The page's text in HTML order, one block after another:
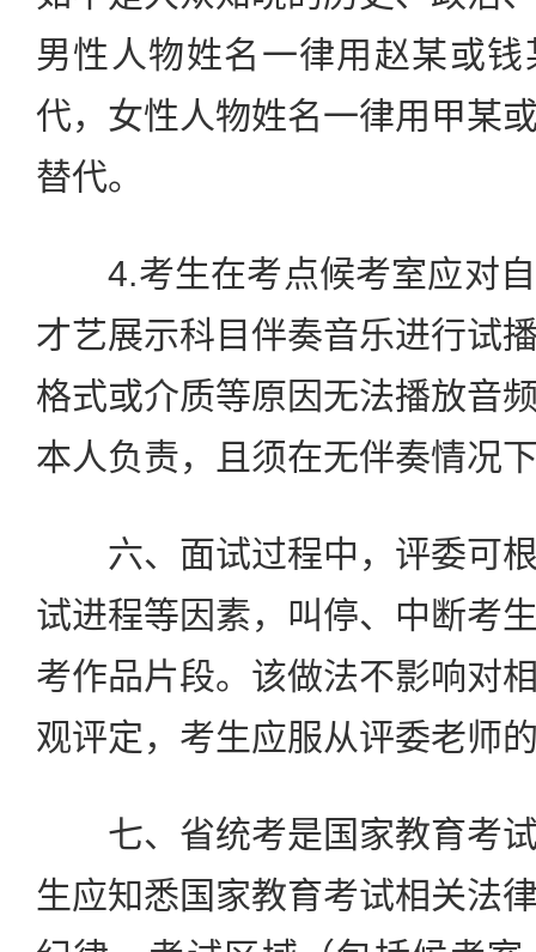
男性人物姓名一律用赵某或
代，女性人物姓名一律用甲某
替代。
4.考生在考点候考室应对自
才艺展示科目伴奏音乐进行试
格式或介质等原因无法播放音
本人负责，且须在无伴奏情况
六、面试过程中，评委可根
试进程等因素，叫停、中断考
考作品片段。该做法不影响对
观评定，考生应服从评委老师
七、省统考是国家教育考试
生应知悉国家教育考试相关法